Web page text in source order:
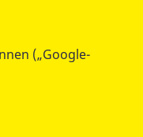
(„Google-